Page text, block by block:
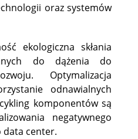
oraz systemów
ekologiczna skłania
do dążenia do
Optymalizacja
odnawialnych
komponentów są
negatywnego
data center.